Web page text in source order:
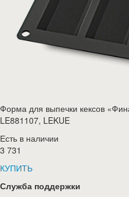
Форма для выпечки кексов
LE881107, LEKUE
Есть в наличии
3 731
КУПИТЬ
Служба поддержки